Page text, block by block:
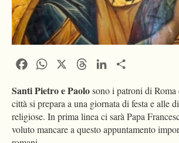
FacebookWhatsApp ThreadsLinkedIn
Santi Pietro e Paolosono i patroni di Roma
città si prepara a una giornata di festa e alle
religiose. In prima linea ci sarà Papa
voluto mancare a questo appuntamento